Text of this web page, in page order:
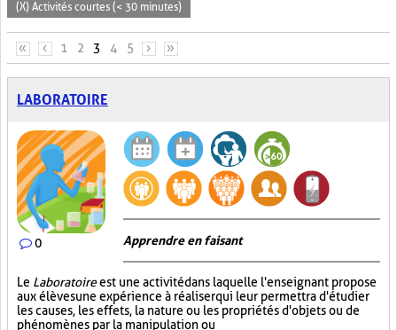
(X) Activités courtes (< 30 minutes)
PAGES
« ‹ 1 2 3 4 5 › »
LABORATOIRE
0 Apprendre en faisant
Le Laboratoireest une activité dans laquelle l'enseignant propose
aux élèves une expérience à réaliser qui leur permettra d'étudier
les causes, les effets, la nature ou les propriétés d'objets ou de
phénomènes par la manipulation ou